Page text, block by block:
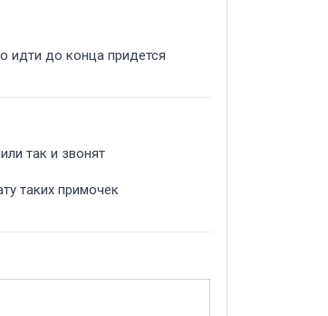
идти до конца придется
так и звонят
таких примочек